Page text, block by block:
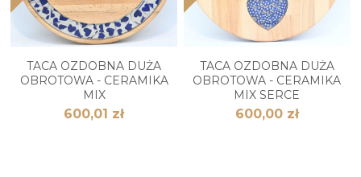
TACA OZDOBNA DUŻA
OBROTOWA - CERAMIKA
MIX
600,01 zł
TACA OZDOBNA DUŻA
OBROTOWA - CERAMIKA
MIX SERCE
600,00 zł